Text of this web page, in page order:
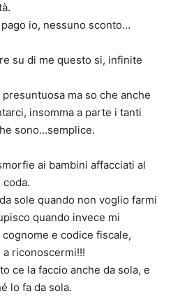
io, nessuno sconto…
su di me questo si, infinite
ma so che anche
insomma a parte i tanti
sono…semplice.
ai bambini affacciati al
sole quando non voglio farmi
quando invece mi
e codice fiscale,
riconoscermi!!!
ce la faccio anche da sola, e
lo fa da sola.